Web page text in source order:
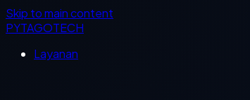
Skip to main content
PYTAGOTECH
Layanan